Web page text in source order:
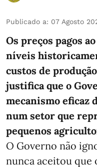
Publicado a: 07 Agosto
Os preços pagos
níveis
custos de
justifica que o
mecanismo eficaz
num setor que
pequenos
O Governo não
nunca aceitou que